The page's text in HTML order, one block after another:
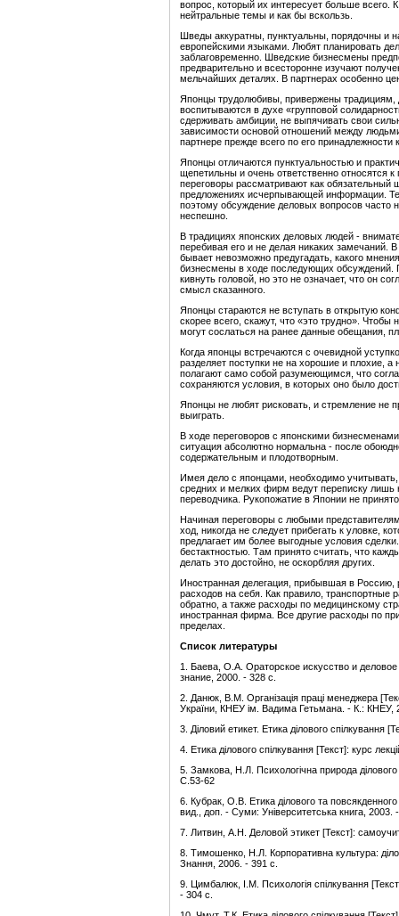
вопрос, который их интересует больше всего.
нейтральные темы и как бы вскользь.
Шведы аккуратны, пунктуальны, порядочны и
европейскими языками. Любят планировать
заблаговременно. Шведские бизнесмены
предварительно и всесторонне изучают
мельчайших деталях. В партнерах особенно
Японцы трудолюбивы, привержены традициям,
воспитываются в духе «групповой
сдерживать амбиции, не выпячивать свои
зависимости основой отношений между
партнере прежде всего по его принадлежности
Японцы отличаются пунктуальностью и
щепетильны и очень ответственно относятся
переговоры рассматривают как обязательный
предложениях исчерпывающей информации.
поэтому обсуждение деловых вопросов часто
неспешно.
В традициях японских деловых людей -
перебивая его и не делая никаких замечаний.
бывает невозможно предугадать, какого
бизнесмены в ходе последующих обсуждений.
кивнуть головой, но это не означает, что он
смысл сказанного.
Японцы стараются не вступать в открытую
скорее всего, скажут, что «это трудно».
могут сослаться на ранее данные обещания,
Когда японцы встречаются с очевидной
разделяет поступки не на хорошие и плохие,
полагают само собой разумеющимся, что
сохраняются условия, в которых оно было
Японцы не любят рисковать, и стремление не
выиграть.
В ходе переговоров с японскими
ситуация абсолютно нормальна - после
содержательным и плодотворным.
Имея дело с японцами, необходимо
средних и мелких фирм ведут переписку
переводчика. Рукопожатие в Японии не
Начиная переговоры с любыми
ход, никогда не следует прибегать к уловке,
предлагает им более выгодные условия
бестактностью. Там принято считать, что
делать это достойно, не оскорбляя других.
Иностранная делегация, прибывшая в
расходов на себя. Как правило,
обратно, а также расходы по медицинскому
иностранная фирма. Все другие расходы по
пределах.
Список литературы
1. Баева, О.А. Ораторское искусство и
знание, 2000. - 328 с.
2. Данюк, В.М. Організація праці менеджера
України, КНЕУ ім. Вадима Гетьмана. - К.: КНЕУ,
3. Діловий етикет. Етика ділового
4. Етика ділового спілкування [Текст]: курс
5. Замкова, Н.Л. Психологічна природа
C.53-62
6. Кубрак, О.В. Етика ділового та
вид., доп. - Суми: Університетська книга, 2003.
7. Литвин, А.Н. Деловой этикет [Текст]:
8. Тимошенко, Н.Л. Корпоративна культура:
Знання, 2006. - 391 с.
9. Цимбалюк, І.М. Психологія спілкування
- 304 с.